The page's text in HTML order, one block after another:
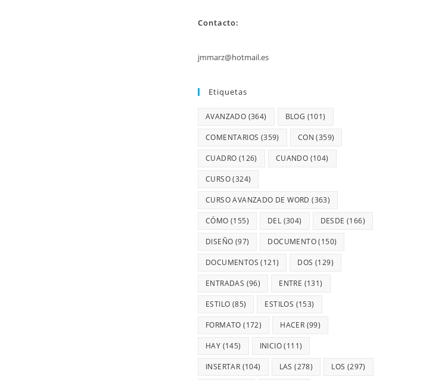
Contacto:
jmmarz@hotmail.es
Etiquetas
AVANZADO (364) BLOG (101)
COMENTARIOS (359) CON (359)
CUADRO (126) CUANDO (104)
CURSO(324)
CURSO AVANZADO DE WORD (363)
CÓMO (155) DEL (304) DESDE (166)
DISEÑO (97) DOCUMENTO(150)
DOCUMENTOS (121) DOS (129)
ENTRADAS (96) ENTRE (131)
ESTILO (85) ESTILOS (153)
FORMATO (172) HACER (99)
HAY (145) INICIO(111)
INSERTAR (104) LAS (278) LOS (297)